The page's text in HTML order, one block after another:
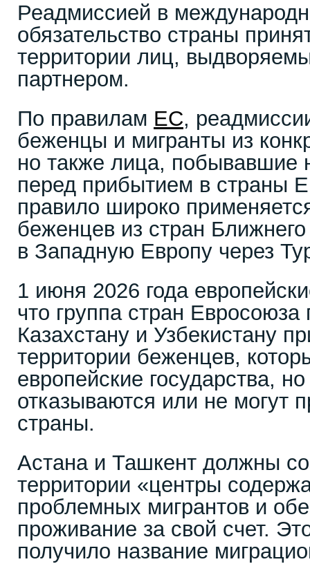
Реадмиссией в
обязательство страны
территории лиц,
партнером.
По правилам ЕС,
беженцы и мигранты из
но также лица, побывавшие
перед прибытием в страны
правило широко
беженцев из стран
в Западную Европу через
1 июня 2026 года
что группа стран
Казахстану и Узбекистану
территории беженцев,
европейские государства,
отказываются или не могут
страны.
Астана и Ташкент должны
территории «центры
проблемных мигрантов и
проживание за свой счет.
получило название